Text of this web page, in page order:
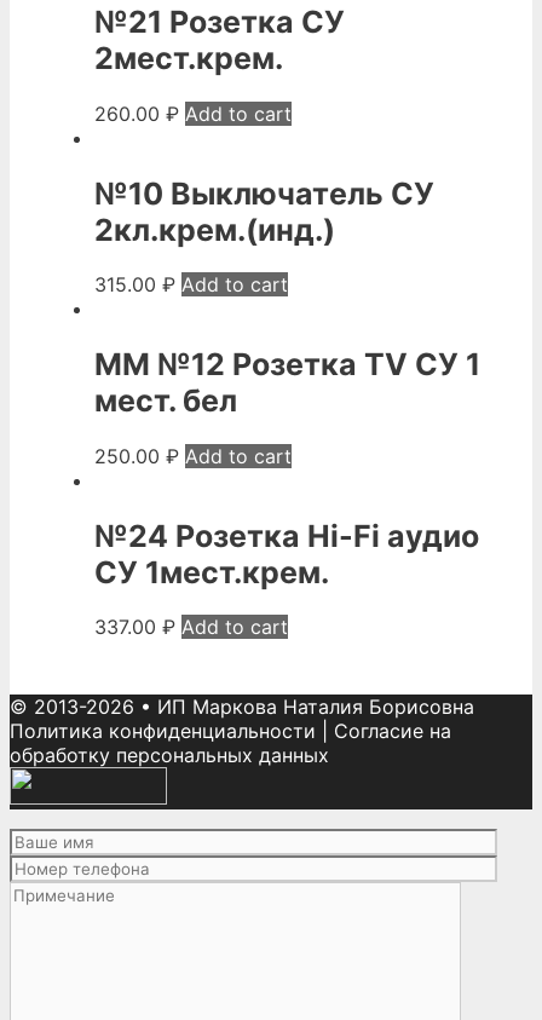
№21 Розетка СУ
2мест.крем.
260.00 ₽ Add to cart
№10 Выключатель СУ
2кл.крем.(инд.)
315.00 ₽ Add to cart
ММ №12 Розетка TV СУ 1
мест. бел
250.00 ₽ Add to cart
№24 Розетка Hi-Fi аудио
СУ 1мест.крем.
337.00 ₽ Add to cart
© 2013-2026 • ИП Маркова Наталия Борисовна
Политика конфиденциальности
Согласие на
обработку персональных данных